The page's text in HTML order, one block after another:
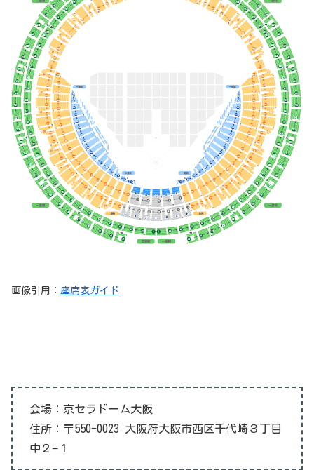
画像引用： 座席表ガイド
会場：京セラドーム大阪
住所：〒550-0023 大阪府大阪市西区千代崎３丁目
中２−１